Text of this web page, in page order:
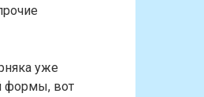
уже
формы, вот